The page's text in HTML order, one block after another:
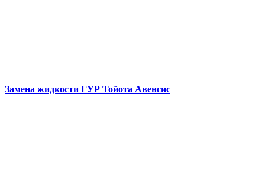
Замена жидкости ГУР Тойота Авенсис